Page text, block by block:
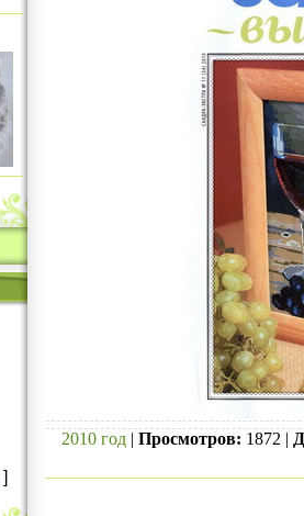
]
2010 год| Просмотров: 1872 |